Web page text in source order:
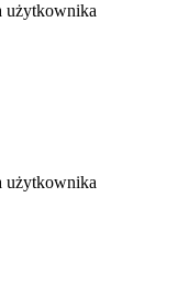
użytkownika
użytkownika